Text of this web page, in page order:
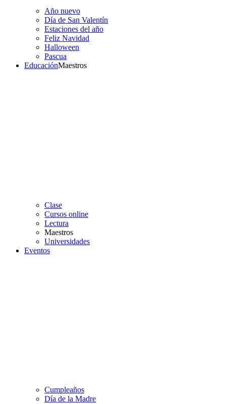
Año nuevo
Día de San Valentín
Estaciones del año
Feliz Navidad
Halloween
Pascua
EducaciónMaestros
Clase
Cursos online
Lectura
Maestros
Universidades
Eventos
Cumpleaños
Día de la Madre